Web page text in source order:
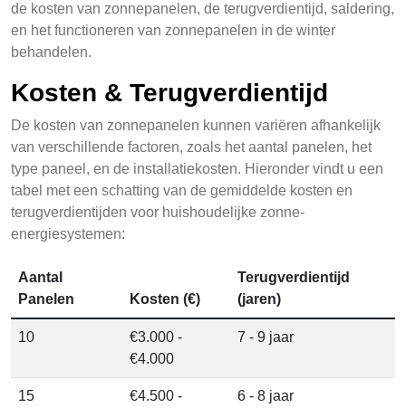
de kosten van zonnepanelen, de terugverdientijd, saldering,
en het functioneren van zonnepanelen in de winter
behandelen.
Kosten & Terugverdientijd
De kosten van zonnepanelen kunnen variëren afhankelijk
van verschillende factoren, zoals het aantal panelen, het
type paneel, en de installatiekosten. Hieronder vindt u een
tabel met een schatting van de gemiddelde kosten en
terugverdientijden voor huishoudelijke zonne-
energiesystemen:
Aantal
Panelen
Kosten (€)
Terugverdientijd
(jaren)
10
€3.000 -
€4.000
7 - 9 jaar
15
€4.500 -
6 - 8 jaar